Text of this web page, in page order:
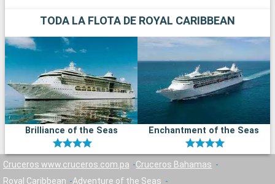
TODA LA FLOTA DE ROYAL CARIBBEAN
Brilliance of the Seas Enchantment of the Seas
Cruceros www.cruceros.com.pa
Cruceros Bahamas
Royal Caribbean
Adventure of the Seas